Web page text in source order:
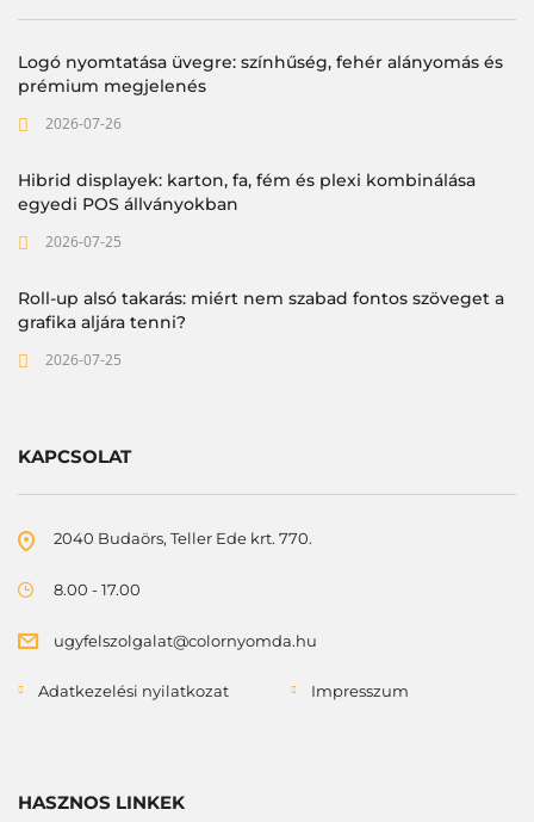
Logó nyomtatása üvegre: színhűség, fehér alányomás és
prémium megjelenés
2026-07-26
Hibrid displayek: karton, fa, fém és plexi kombinálása
egyedi POS állványokban
2026-07-25
Roll-up alsó takarás: miért nem szabad fontos szöveget a
grafika aljára tenni?
2026-07-25
KAPCSOLAT
2040 Budaörs, Teller Ede krt. 770.
8.00 - 17.00
ugyfelszolgalat@colornyomda.hu
Adatkezelési nyilatkozat Impresszum
HASZNOS LINKEK